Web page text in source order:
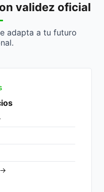
validez oficial
adapta a tu futuro
→